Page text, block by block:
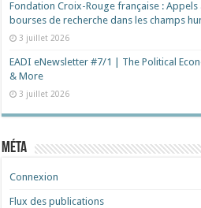
Fondation Croix-Rouge française :
bourses de recherche dans les champs
3 juillet 2026
EADI eNewsletter #7/1 | The Political
& More
3 juillet 2026
Méta
Connexion
Flux des publications